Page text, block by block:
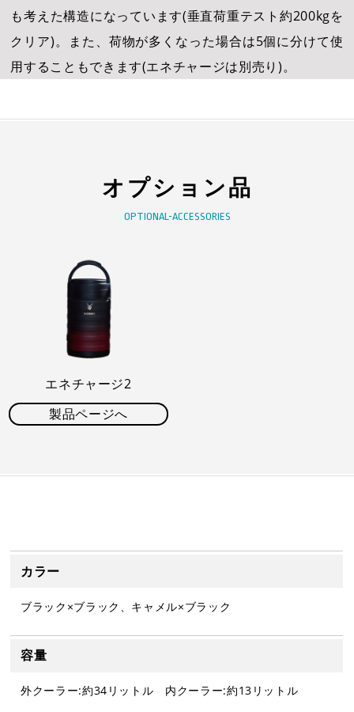
も考えた構造になっています(垂直荷重テスト約200kgを
クリア)。また、荷物が多くなった場合は5個に分けて使
用することもできます(エネチャージは別売り)。
オプション品
OPTIONAL-ACCESSORIES
エネチャージ2
製品ページへ
カラー
ブラック×ブラック、キャメル×ブラック
容量
外クーラー:約34リットル 内クーラー:約13リットル